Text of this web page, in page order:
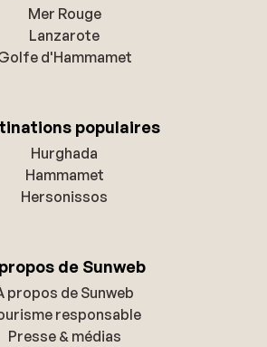
Mer Rouge
Lanzarote
d'Hammamet
populaires
Hurghada
Hammamet
Hersonissos
de Sunweb
propos de Sunweb
responsable
Presse & médias